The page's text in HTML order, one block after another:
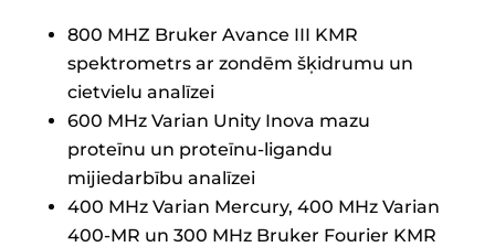
800 MHZ Bruker Avance III KMR
spektrometrs ar zondēm šķidrumu un
cietvielu analīzei
600 MHz Varian Unity Inova mazu
proteīnu un proteīnu-ligandu
mijiedarbību analīzei
400 MHz Varian Mercury, 400 MHz Varian
400-MR un 300 MHz Bruker Fourier KMR